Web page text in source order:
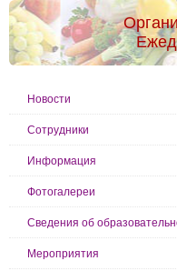
Новости
Сотрудники
Информация
Фотогалереи
Сведения об
Мероприятия